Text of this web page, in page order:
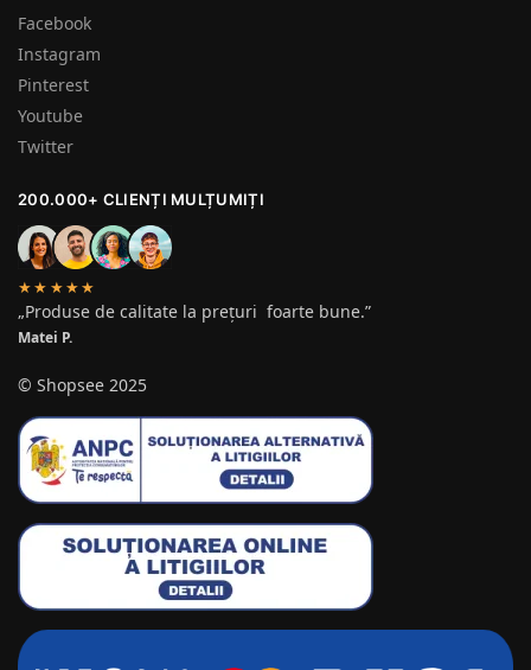
Facebook
Instagram
Pinterest
Youtube
Twitter
200.000+ CLIENȚI MULȚUMIȚI
★★★★★
„Produse de calitate la prețuri foarte bune.”
Matei P.
© Shopsee 2025